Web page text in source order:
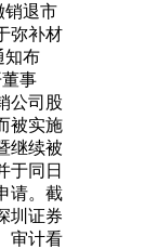
销退市
弥补材
知布
事
公司股
被实施
继续被
于同日
请。截
圳证券
审计看